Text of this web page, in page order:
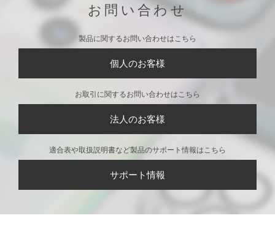
お問い合わせ
製品に関するお問い合わせはこちら
個人のお客様
お取引に関するお問い合わせはこちら
法人のお客様
適合表や取扱説明書など製品のサポート情報はこちら
サポート情報